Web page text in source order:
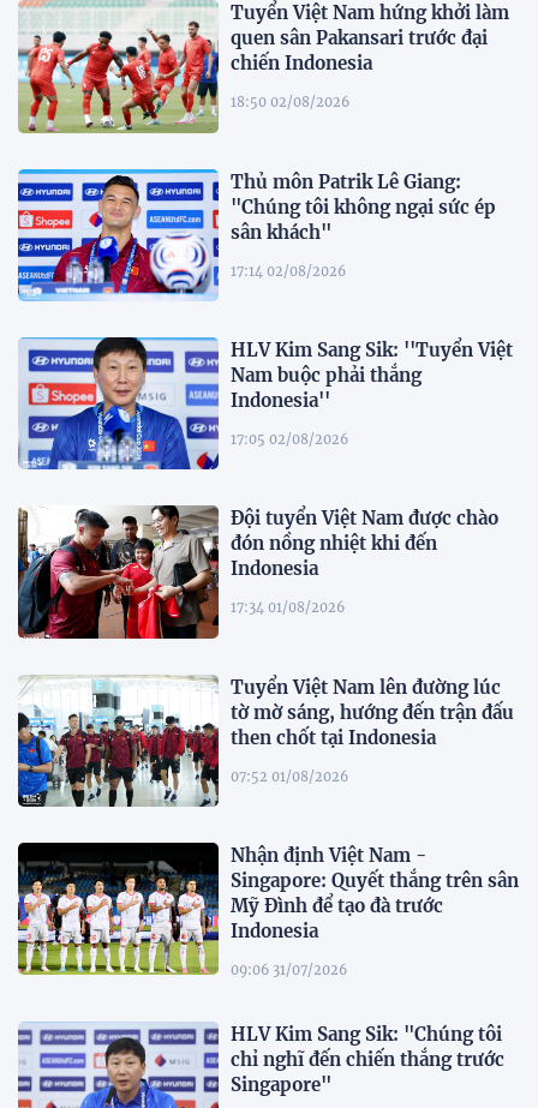
Tuyển Việt Nam hứng khởi làm
quen sân Pakansari trước đại
chiến Indonesia
18:50 02/08/2026
Thủ môn Patrik Lê Giang:
"Chúng tôi không ngại sức ép
sân khách"
17:14 02/08/2026
HLV Kim Sang Sik: ''Tuyển Việt
Nam buộc phải thắng
Indonesia''
17:05 02/08/2026
Đội tuyển Việt Nam được chào
đón nồng nhiệt khi đến
Indonesia
17:34 01/08/2026
Tuyển Việt Nam lên đường lúc
tờ mờ sáng, hướng đến trận đấu
then chốt tại Indonesia
07:52 01/08/2026
Nhận định Việt Nam -
Singapore: Quyết thắng trên sân
Mỹ Đình để tạo đà trước
Indonesia
09:06 31/07/2026
HLV Kim Sang Sik: "Chúng tôi
chỉ nghĩ đến chiến thắng trước
Singapore"